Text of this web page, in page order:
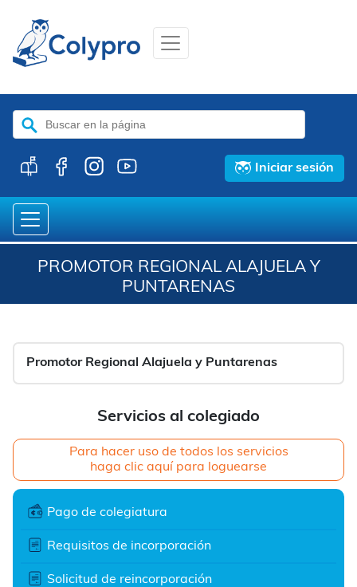
Buscar:
Iniciar sesión
PROMOTOR REGIONAL ALAJUELA Y
PUNTARENAS
Servicios al colegiado
Para hacer uso de todos los servicios
haga clic aquí para loguearse
Pago de colegiatura
Requisitos de incorporación
Solicitud de reincorporación
Promotor Regional Alajuela y Puntarenas